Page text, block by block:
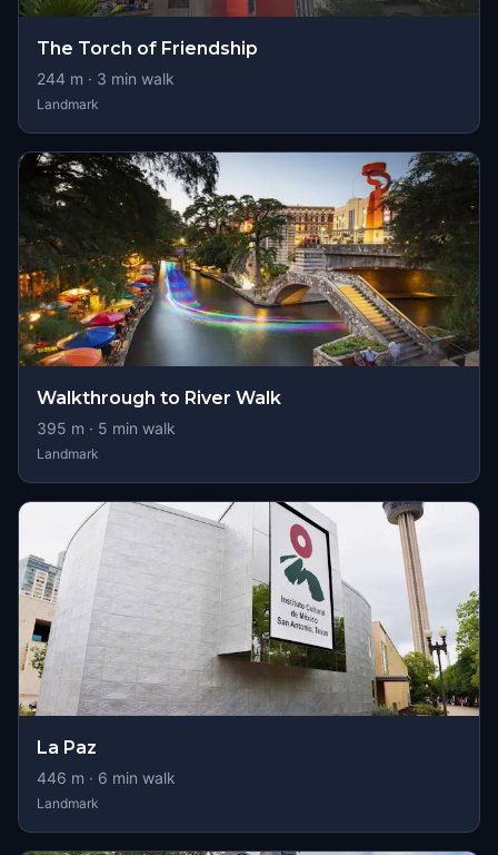
The Torch of Friendship
244 m · 3 min walk
Landmark
Walkthrough to River Walk
395 m · 5 min walk
Landmark
La Paz
446 m · 6 min walk
Landmark